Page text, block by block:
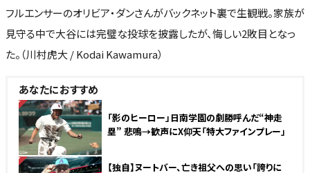
フルエンサーのオリビア・ダンさんがバックネット裏で生観戦。家族が
見守る中で大谷には完璧な投球を披露したが、悔しい2敗目となっ
た。（川村虎大 / Kodai Kawamura）
あなたにおすすめ
NEW
「影のヒーロー」日南学園の劇勝呼んだ“神走
塁” 悲鳴→歓声にX仰天「特大ファインプレー」
NEW
【独自】ヌートバー、亡き祖父への思い「誇りに